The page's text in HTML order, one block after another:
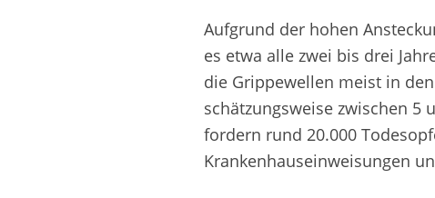
Aufgrund der hohen
es etwa alle zwei bis drei
die Grippewellen meist in
schätzungsweise zwischen 5
fordern rund 20.000
Krankenhauseinweisungen